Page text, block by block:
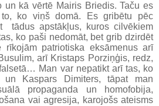
un kā vērtē Mairis Briedis. Taču es
ko viņš domā. Es gribētu pēc
tādus apstākļus, kuros cilvēkiem
ko paši nedomāt, bet grib dzirdēt
patriotiska eksāmenus arī
arī Kristaps Porziņģis, redz,
Man var nepatikt arī tas, ko
un Kaspars Dimiters, tāpat man
propaganda un homofobija,
vai agresija, karojošs ateisms